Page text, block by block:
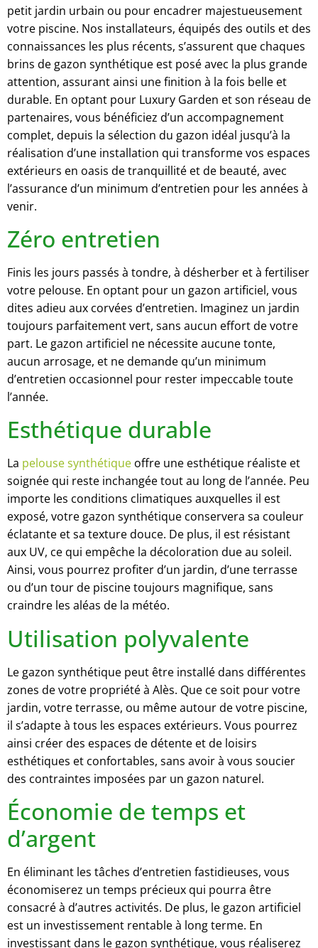
petit jardin urbain ou pour encadrer majestueusement
votre piscine. Nos installateurs, équipés des outils et des
connaissances les plus récents, s’assurent que chaques
brins de gazon synthétique est posé avec la plus grande
attention, assurant ainsi une finition à la fois belle et
durable. En optant pour Luxury Garden et son réseau de
partenaires, vous bénéficiez d’un accompagnement
complet, depuis la sélection du gazon idéal jusqu’à la
réalisation d’une installation qui transforme vos espaces
extérieurs en oasis de tranquillité et de beauté, avec
l’assurance d’un minimum d’entretien pour les années à
venir.
Zéro entretien
Finis les jours passés à tondre, à désherber et à fertiliser
votre pelouse. En optant pour un gazon artificiel, vous
dites adieu aux corvées d’entretien. Imaginez un jardin
toujours parfaitement vert, sans aucun effort de votre
part. Le gazon artificiel ne nécessite aucune tonte,
aucun arrosage, et ne demande qu’un minimum
d’entretien occasionnel pour rester impeccable toute
l’année.
Esthétique durable
La pelouse synthétique offre une esthétique réaliste et
soignée qui reste inchangée tout au long de l’année. Peu
importe les conditions climatiques auxquelles il est
exposé, votre gazon synthétique conservera sa couleur
éclatante et sa texture douce. De plus, il est résistant
aux UV, ce qui empêche la décoloration due au soleil.
Ainsi, vous pourrez profiter d’un jardin, d’une terrasse
ou d’un tour de piscine toujours magnifique, sans
craindre les aléas de la météo.
Utilisation polyvalente
Le gazon synthétique peut être installé dans différentes
zones de votre propriété à Alès. Que ce soit pour votre
jardin, votre terrasse, ou même autour de votre piscine,
il s’adapte à tous les espaces extérieurs. Vous pourrez
ainsi créer des espaces de détente et de loisirs
esthétiques et confortables, sans avoir à vous soucier
des contraintes imposées par un gazon naturel.
Économie de temps et
d’argent
En éliminant les tâches d’entretien fastidieuses, vous
économiserez un temps précieux qui pourra être
consacré à d’autres activités. De plus, le gazon artificiel
est un investissement rentable à long terme. En
investissant dans le gazon synthétique, vous réaliserez